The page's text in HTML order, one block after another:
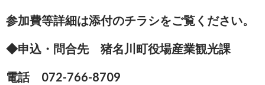
参加費等詳細は添付のチラシをご覧ください。
◆申込・問合先 猪名川町役場産業観光課
電話 072-766-8709